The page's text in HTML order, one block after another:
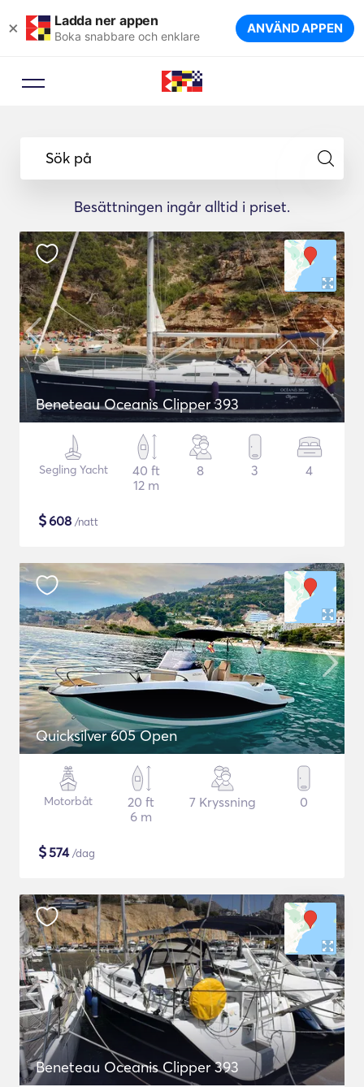
× Ladda ner appen
Boka snabbare och enklare ANVÄND APPEN
Sök på
Besättningen ingår alltid i priset.
Beneteau Oceanis Clipper 393
Segling Yacht
40 ft
12 m
8 3 4
$608 /natt
Quicksilver 605 Open
Motorbåt
20 ft
6 m
7 Kryssning 0
$574/dag
Beneteau Oceanis Clipper 393